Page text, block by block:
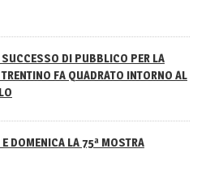
DI PUBBLICO PER LA
FA QUADRATO INTORNO AL
DOMENICA LA 75ª MOSTRA